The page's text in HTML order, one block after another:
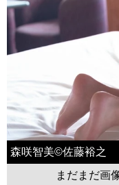
森咲智美©佐藤裕之
まだまだ画